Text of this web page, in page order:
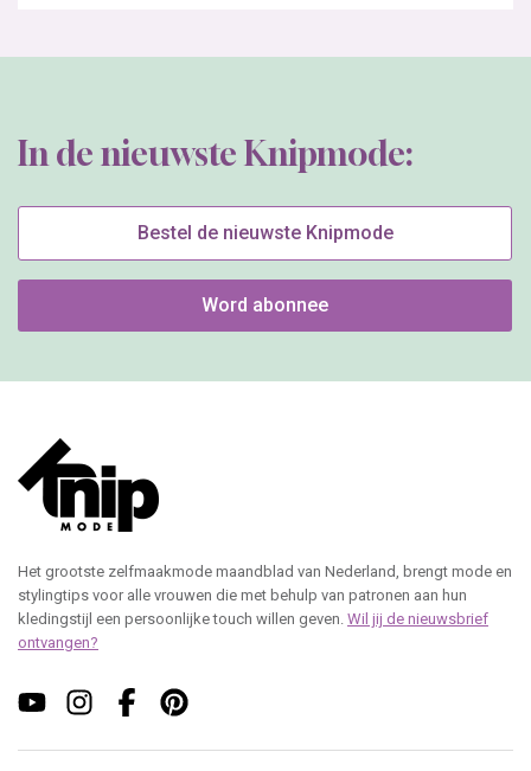
In de nieuwste Knipmode:
Bestel de nieuwste Knipmode
Word abonnee
Het grootste zelfmaakmode maandblad van Nederland, brengt mode en
stylingtips voor alle vrouwen die met behulp van patronen aan hun
kledingstijl een persoonlijke touch willen geven. Wil jij de nieuwsbrief
ontvangen?